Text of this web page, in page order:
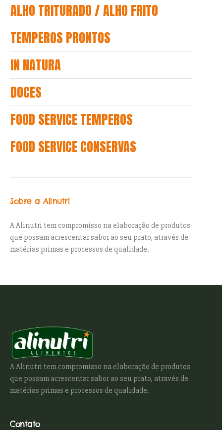
ALHO TRITURADO / ALHO FRITO
TEMPEROS PRONTOS
IN NATURA
DOCES
FOOD SERVICE TEMPEROS
FOOD SERVICE CONSERVAS
Sobre a Alinutri
A Alinutri tem compromisso na elaboração de produtos
que possam acrescentar sabor ao seu prato, através de
matérias primas e processos de qualidade.
A Alinutri tem compromisso na elaboração de produtos
que possam acrescentar sabor ao seu prato, através de
matérias primas e processos de qualidade.
Contato